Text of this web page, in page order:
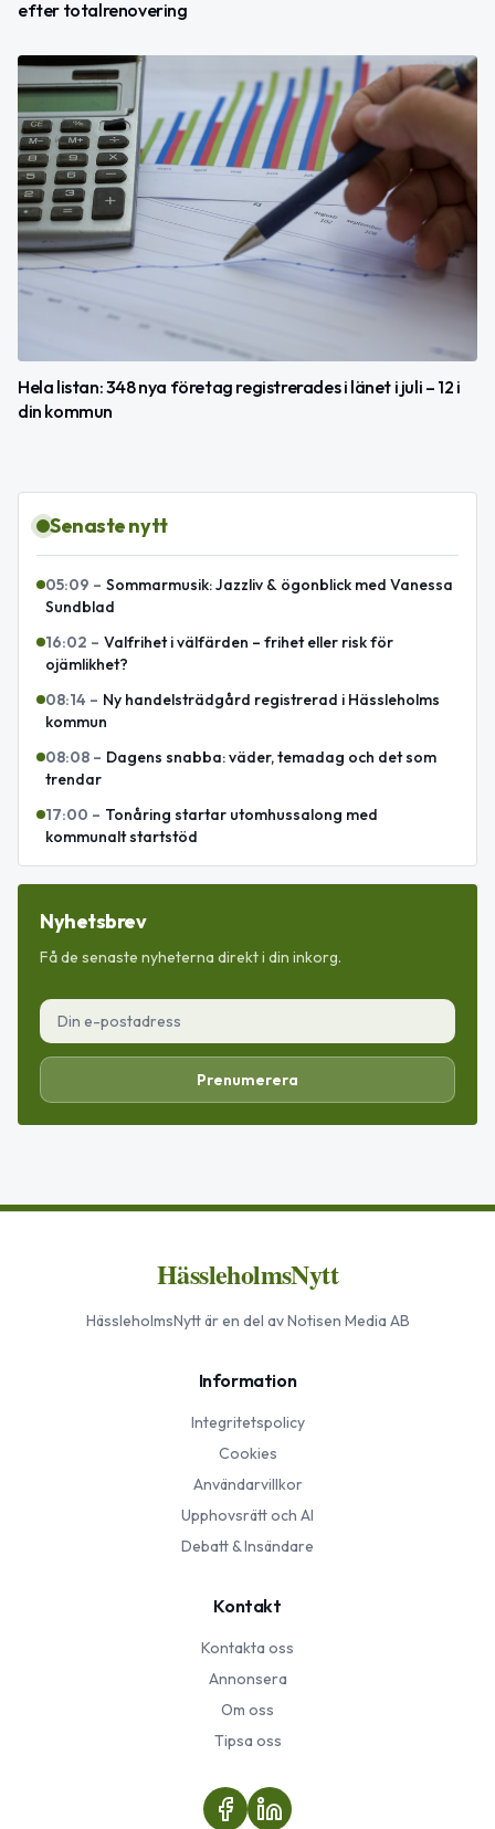
efter totalrenovering
Hela listan: 348 nya företag registrerades i länet i juli – 12 i
din kommun
Senaste nytt
05:09 – Sommarmusik: Jazzliv & ögonblick med Vanessa
Sundblad
16:02 – Valfrihet i välfärden – frihet eller risk för
ojämlikhet?
08:14 – Ny handelsträdgård registrerad i Hässleholms
kommun
08:08 – Dagens snabba: väder, temadag och det som
trendar
17:00 – Tonåring startar utomhussalong med
kommunalt startstöd
Nyhetsbrev
Få de senaste nyheterna direkt i din inkorg.
Prenumerera
HässleholmsNytt
HässleholmsNyttär en del av Notisen Media AB
Information
Integritetspolicy
Cookies
Användarvillkor
Upphovsrätt och AI
Debatt & Insändare
Kontakt
Kontakta oss
Annonsera
Om oss
Tipsa oss